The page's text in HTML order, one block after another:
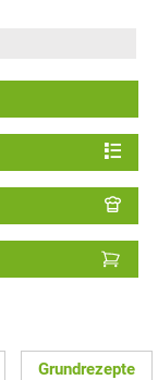
Grundrezepte